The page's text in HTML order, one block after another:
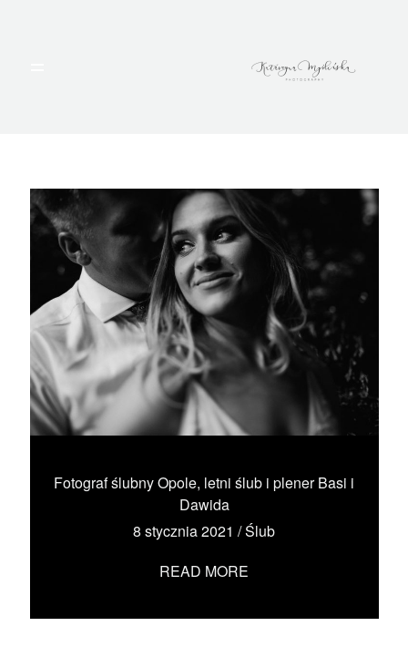
Fotograf ślubny Opole, letni ślub i plener Basi i
Dawida
8 stycznia 2021 /Ślub
READ MORE
BLOG
ALBUMY
O MNIE
KONTAKT